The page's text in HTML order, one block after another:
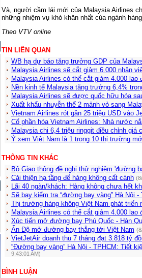
Và, người cầm lái mới của Malaysia Airlines
những nhiệm vụ khó khăn nhất của ngành
Theo VTV online
TIN LIÊN QUAN
WB hạ dự báo tăng trưởng GDP của
Malaysia Airlines sẽ cắt giảm 6.000 nhân
Malaysia Airlines có thể cắt giảm 4.000 lao
Nền kinh tế Malaysia tăng trưởng 6,4%
Malaysia Airlines sẽ được quốc hữu hóa
Xuất khẩu nhuyễn thể 2 mảnh vỏ sang
Vietnam Airlines rót gần 25 triệu USD vào
Cổ phần hóa Vietnam Airlines: Nhà nước
Malaysia chi 6,4 triệu ringgit điều chỉnh giá
Ý xem Việt Nam là 1 trong 10 thị trường
THÔNG TIN KHÁC
Bộ Giao thông đề nghị thử nghiệm 'đường
Cải thiện hạ tầng để hàng không cất cánh
Lãi 40 ngàn/khách: Hàng không chưa hết
Sẽ bay kiểm tra “đường bay vàng” Hà Nội -
Thị trường hàng không Việt Nam phát triển
Malaysia Airlines có thể cắt giảm 4.000 lao
Xúc tiến mở đường bay Phú Quốc - Hàn
Ấn Độ mở đường bay thẳng tới Việt Nam
VietJetAir doanh thu 7 tháng đạt 3.818 tỷ
“Đường bay vàng” Hà Nội - TPHCM: Tiết
9:43:01 AM)
BÌNH LUẬN